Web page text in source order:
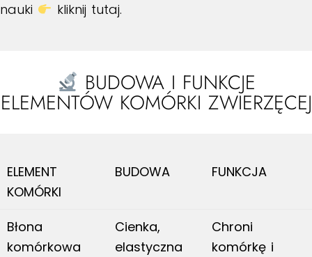
nauki
kliknij tutaj.
BUDOWA I FUNKCJE
ELEMENTÓW KOMÓRKI ZWIERZĘCEJ
ELEMENT
KOMÓRKI
BUDOWA FUNKCJA
Błona
komórkowa
Cienka,
elastyczna
Chroni
komórkę i